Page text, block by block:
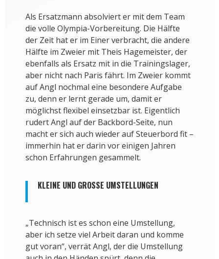
Als Ersatzmann absolviert er mit dem Team
die volle Olympia-Vorbereitung. Die Hälfte
der Zeit hat er im Einer verbracht, die andere
Hälfte im Zweier mit Theis Hagemeister, der
ebenfalls als Ersatz mit in die Trainingslager,
aber nicht nach Paris fährt. Im Zweier kommt
auf Angl nochmal eine besondere Aufgabe
zu, denn er lernt gerade um, damit er
möglichst flexibel einsetzbar ist. Eigentlich
rudert Angl auf der Backbord-Seite, nun
macht er sich auch wieder auf Steuerbord fit –
immerhin hat er darin vor einigen Jahren
schon Erfahrungen gesammelt.
KLEINE UND GROSSE UMSTELLUNGEN
„Technisch ist es schon eine Umstellung,
aber ich setze viel Arbeit daran und komme
gut voran“, verrät Angl, der die Umstellung